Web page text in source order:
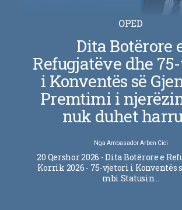
OPED
Dita Botërore
Refugjatëve dhe
i Konventës së
Premtimi i
nuk duhet
Nga Ambasador Arben Cici
20 Qershor 2026 - Dita Botërore e
Korrik 2026 - 75-vjetori i Konventës
mbi Statusin…